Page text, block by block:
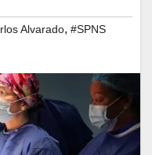
Alvarado, #SPNS